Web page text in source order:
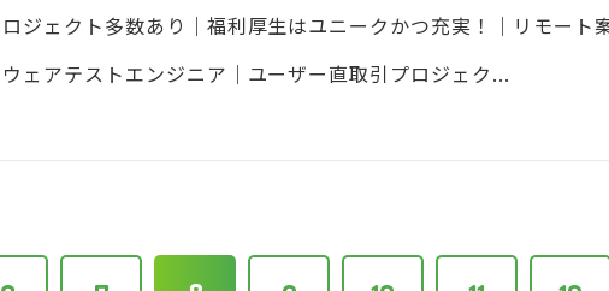
ロジェクト多数あり｜福利厚生はユニークかつ充実！｜リモート
ウェアテストエンジニア｜ユーザー直取引プロジェク...